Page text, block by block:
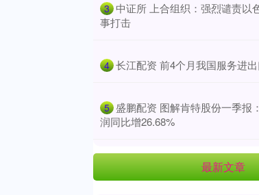
3 中证所 上合组织：强烈谴责以
事打击
4 长江配资 前4个月我国服务进
5 盛鹏配资 图解肯特股份一季报
润同比增26.68%
最新文章